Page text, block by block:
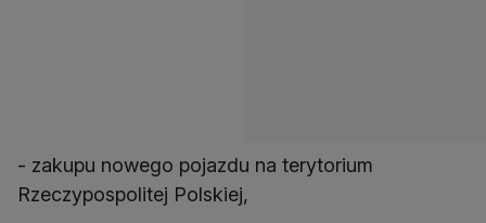
- zakupu nowego pojazdu na terytorium
Rzeczypospolitej Polskiej,